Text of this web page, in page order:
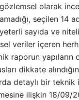
olarak
seçilen 14
sayıda ve
veriler içeren
raporun
dikkate
detaylı bir teknik
ilişkin 18/09/